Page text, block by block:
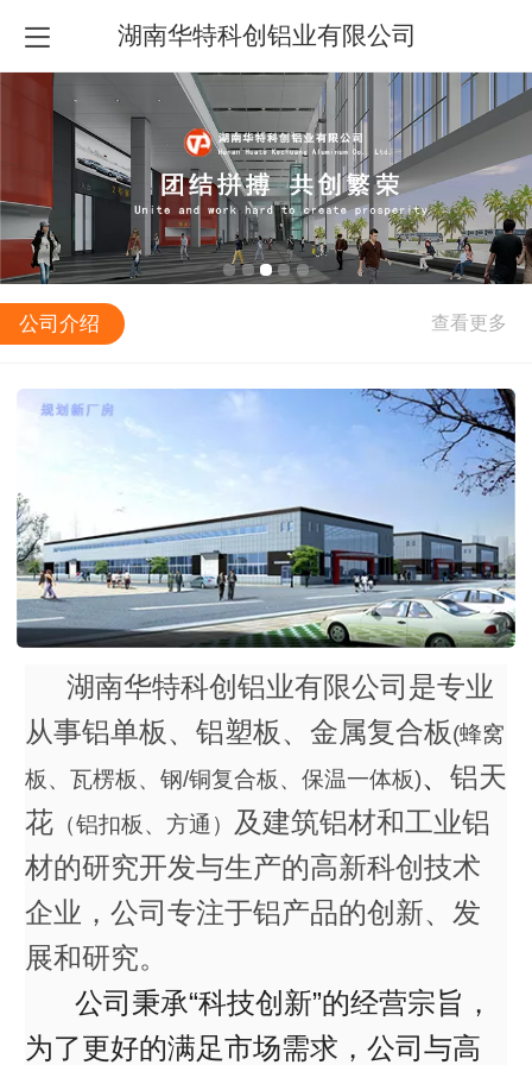
湖南华特科创铝业有限公司
公司介绍
湖南华特科创铝业有限公司是专业
从事铝单板、铝塑板、金属复合板(蜂窝
板、瓦楞板、钢/铜复合板、保温一体板)、 铝天
花 （铝扣板、方通） 及建筑铝材和工业铝
材的研究开发与生产的高新科创技术
企业，公司专注于铝产品的创新、发
展和研究。
公司秉承“科技创新”的经营宗旨，
为了更好的满足市场需求，公司与高